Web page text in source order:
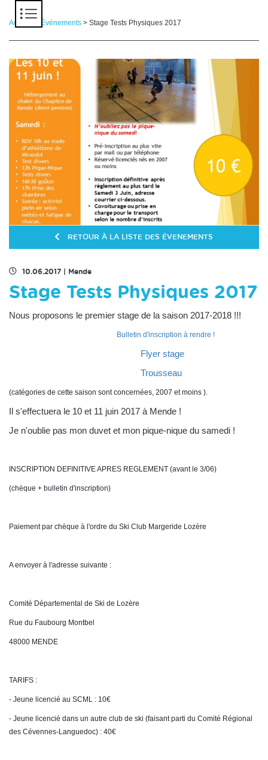
Accueil Événements > Stage Tests Physiques 2017
RETOUR À LA LISTE DES ÉVENEMENTS
10.06.2017 Mende
Stage Tests Physiques 2017
Nous proposons le premier stage de la saison 2017-2018 !!!
Bulletin d'inscription à rendre !
Flyer stage
Trousseau
(catégories de cette saison sont concernées, 2007 et moins ).
Il s'effectuera le 10 et 11 juin 2017 à Mende !
Je n'oublie pas mon duvet et mon pique-nique du samedi !
INSCRIPTION DEFINITIVE APRES REGLEMENT (avant le 3/06)
(chèque + bulletin d'inscription)
Paiement par chèque à l'ordre du Ski Club Margeride Lozère
A envoyer à l'adresse suivante :
Comité Départemental de Ski de Lozère
Rue du Faubourg Montbel
48000 MENDE
TARIFS :
- Jeune licencié au SCML : 10€
- Jeune licencié dans un autre club de ski (faisant parti du Comité Régional
des Cévennes-Languedoc) : 40€